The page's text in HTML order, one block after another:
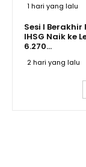
1 hari yang lalu
Sesi I Berakhir
IHSG Naik ke
6.270...
2 hari yang lalu